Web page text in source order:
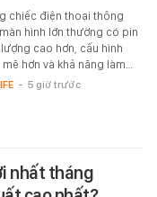
chiếc điện thoại thông
hình lớn thường có pin
cao hơn, cấu hình
mẽ hơn và khả năng làm…
- 5 giờ trước
nhất tháng